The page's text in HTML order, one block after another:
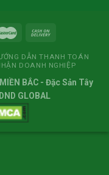
DẪN THANH TOÁN
DOANH NGHIỆP
BẮC - Đặc Sản Tây
GLOBAL